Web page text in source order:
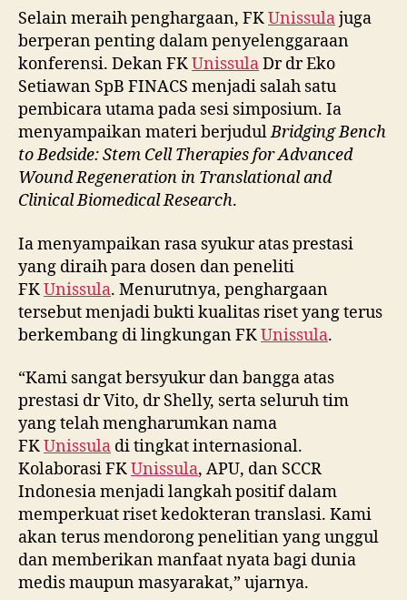
Selain meraih penghargaan, FKUnissulajuga
berperan penting dalam penyelenggaraan
konferensi. Dekan FKUnissulaDr dr Eko
Setiawan SpB FINACS menjadi salah satu
pembicara utama pada sesi simposium. Ia
menyampaikan materi berjudulBridging Bench
to Bedside: Stem Cell Therapies for Advanced
Wound Regeneration in Translational and
Clinical Biomedical Research.
Ia menyampaikan rasa syukur atas prestasi
yang diraih para dosen dan peneliti
FKUnissula. Menurutnya, penghargaan
tersebut menjadi bukti kualitas riset yang terus
berkembang di lingkungan FKUnissula.
“Kami sangat bersyukur dan bangga atas
prestasi dr Vito, dr Shelly, serta seluruh tim
yang telah mengharumkan nama
FKUnissula di tingkat internasional.
Kolaborasi FKUnissula, APU, dan SCCR
Indonesia menjadi langkah positif dalam
memperkuat riset kedokteran translasi. Kami
akan terus mendorong penelitian yang unggul
dan memberikan manfaat nyata bagi dunia
medis maupun masyarakat,” ujarnya.